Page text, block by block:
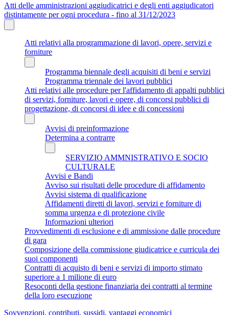
Atti delle amministrazioni aggiudicatrici e degli enti aggiudicatori
distintamente per ogni procedura - fino al 31/12/2023
Atti relativi alla programmazione di lavori, opere, servizi e
forniture
Programma biennale degli acquisiti di beni e servizi
Programma triennale dei lavori pubblici
Atti relativi alle procedure per l'affidamento di appalti pubblici
di servizi, forniture, lavori e opere, di concorsi pubblici di
progettazione, di concorsi di idee e di concessioni
Avvisi di preinformazione
Determina a contrarre
SERVIZIO AMMNISTRATIVO E SOCIO
CULTURALE
Avvisi e Bandi
Avviso sui risultati delle procedure di affidamento
Avvisi sistema di qualificazione
Affidamenti diretti di lavori, servizi e forniture di
somma urgenza e di protezione civile
Informazioni ulteriori
Provvedimenti di esclusione e di ammissione dalle procedure
di gara
Composizione della commissione giudicatrice e curricula dei
suoi componenti
Contratti di acquisto di beni e servizi di importo stimato
superiore a 1 milione di euro
Resoconti della gestione finanziaria dei contratti al termine
della loro esecuzione
Sovvenzioni, contributi, sussidi, vantaggi economici